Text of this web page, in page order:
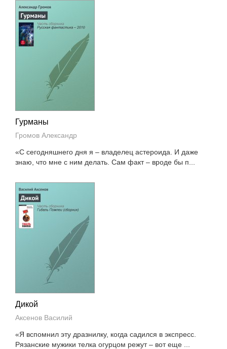
Гурманы
Громов Александр
«С сегодняшнего дня я – владелец астероида. И даже
знаю, что мне с ним делать. Сам факт – вроде бы п...
Дикой
Аксенов Василий
«Я вспомнил эту дразнилку, когда садился в экспресс.
Рязанские мужики телка огурцом режут – вот еще ...